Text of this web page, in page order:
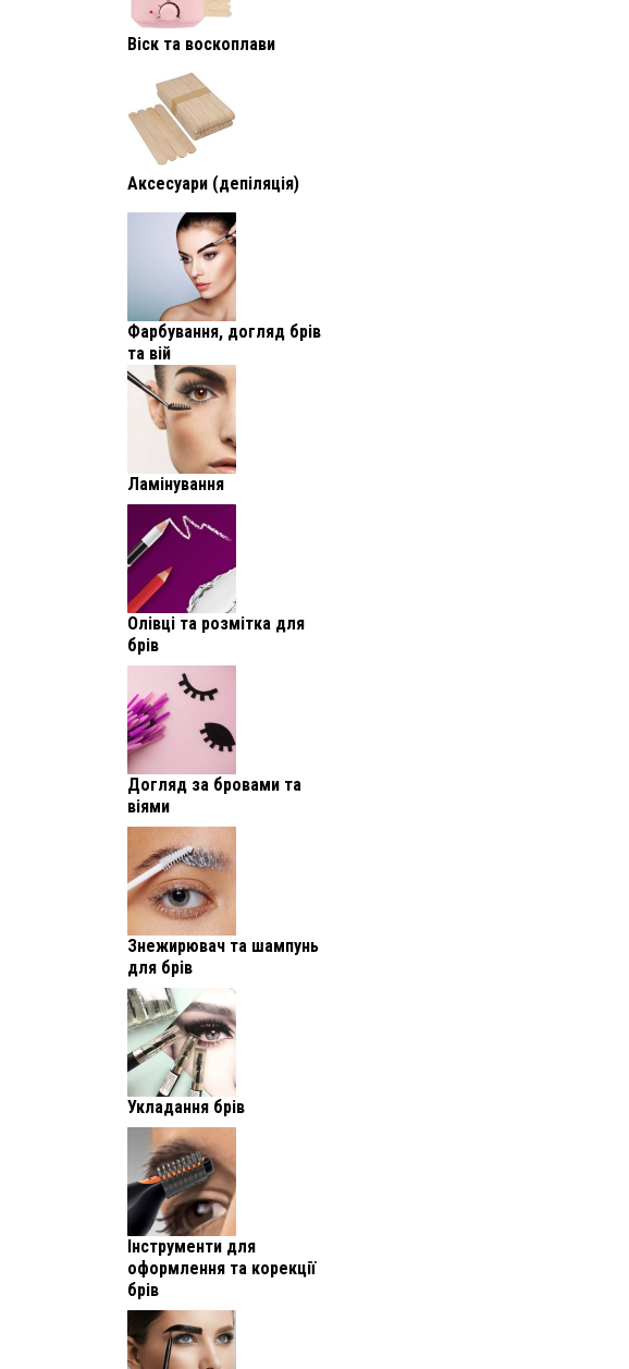
Віск та воскоплави
Аксесуари (депіляція)
Фарбування, догляд брів
та вій
Ламінування
Олівці та розмітка для
брів
Догляд за бровами та
віями
Знежирювач та шампунь
для брів
Укладання брів
Інструменти для
оформлення та корекції
брів